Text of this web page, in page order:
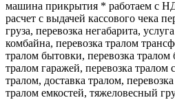
машина прикрытия * работаем с
расчет с выдачей кассового чека
груза, перевозка негабарита,
комбайна, перевозка тралом
тралом бытовки, перевозка тралом
тралом гаражей, перевозка тралом
тралом, доставка тралом,
тралом емкостей, тяжеловесный